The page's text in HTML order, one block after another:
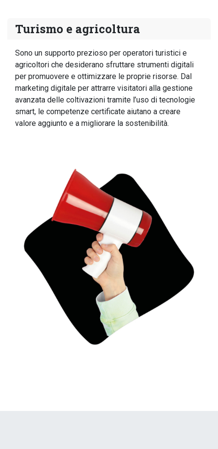
Turismo e agricoltura
Sono un supporto prezioso per operatori turistici e
agricoltori che desiderano sfruttare strumenti digitali
per promuovere e ottimizzare le proprie risorse. Dal
marketing digitale per attrarre visitatori alla gestione
avanzata delle coltivazioni tramite l’uso di tecnologie
smart, le competenze certificate aiutano a creare
valore aggiunto e a migliorare la sostenibilità.